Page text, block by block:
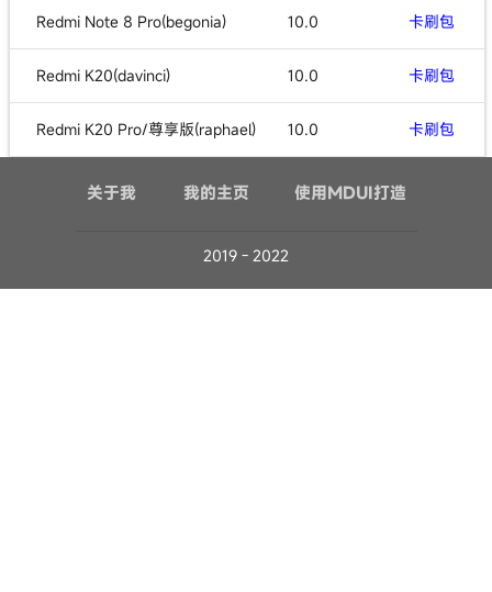
Redmi Note 8 Pro(begonia) 10.0 卡刷包
Redmi K20(davinci) 10.0 卡刷包
Redmi K20 Pro/尊享版(raphael) 10.0 卡刷包
关于我 我的主页 使用MDUI打造
2019 - 2022